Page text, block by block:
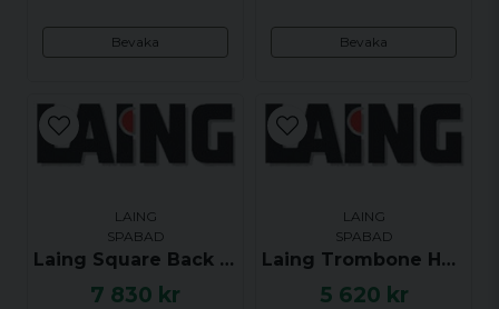
Bevaka Bevaka
LAING
SPABAD
Laing Square Back Heater Low Flow 5.5kW, C3238-1A, anv i Aber-Pacific
7 830 kr
LAING
SPABAD
Laing Trombone Heater Low Flow 2.7kW, C3246-2A, anv i Southwest Spas
5 620 kr